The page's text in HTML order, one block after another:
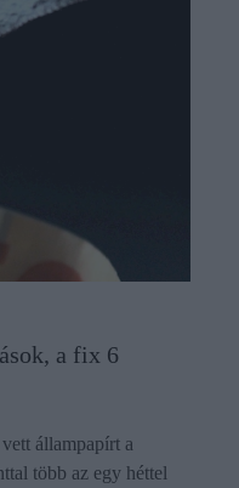
a fix 6
állampapírt a
több az egy héttel